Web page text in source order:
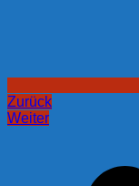
Zurück
Weiter